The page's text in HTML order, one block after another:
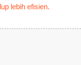
lebih efisien.